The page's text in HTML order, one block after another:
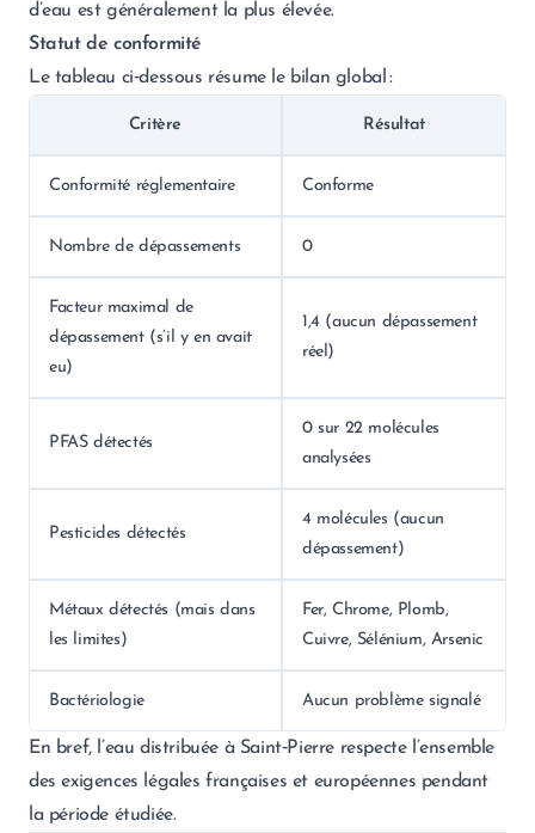
d’eau est généralement la plus élevée.
Statut de conformité
Le tableau ci‑dessous résume le bilan global :
Critère Résultat
Conformité réglementaire Conforme
Nombre de dépassements 0
Facteur maximal de
dépassement (s’il y en avait
eu)
1,4 (aucun dépassement
réel)
PFAS détectés
0 sur 22 molécules
analysées
Pesticides détectés
4 molécules (aucun
dépassement)
Métaux détectés (mais dans
les limites)
Fer, Chrome, Plomb,
Cuivre, Sélénium, Arsenic
Bactériologie Aucun problème signalé
En bref, l’eau distribuée à Saint‑Pierre respecte l’ensemble
des exigences légales françaises et européennes pendant
la période étudiée.